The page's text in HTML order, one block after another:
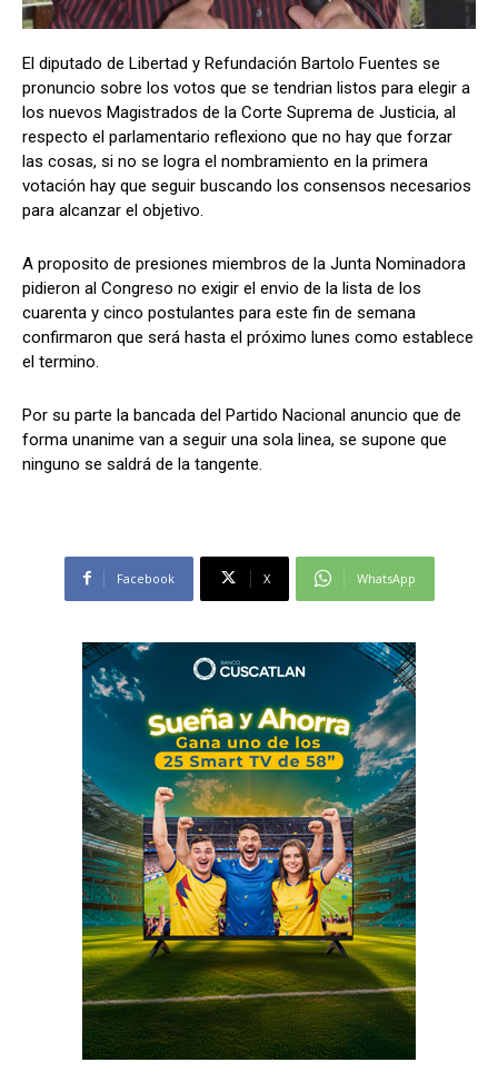
Comparta
Facebook X
Síganos
Comparta
Facebook X
Síganos
El diputado de Libertad y Refundación Bartolo Fuentes se
pronuncio sobre los votos que se tendrian listos para elegir a
los nuevos Magistrados de la Corte Suprema de Justicia, al
respecto el parlamentario reflexiono que no hay que forzar
las cosas, si no se logra el nombramiento en la primera
votación hay que seguir buscando los consensos necesarios
para alcanzar el objetivo.
A proposito de presiones miembros de la Junta Nominadora
pidieron al Congreso no exigir el envio de la lista de los
cuarenta y cinco postulantes para este fin de semana
confirmaron que será hasta el próximo lunes como establece
el termino.
Por su parte la bancada del Partido Nacional anuncio que de
forma unanime van a seguir una sola linea, se supone que
ninguno se saldrá de la tangente.
Facebook X WhatsApp